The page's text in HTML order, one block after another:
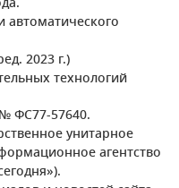
автоматического
2023 г.)
технологий
ФС77-57640.
унитарное
агентство